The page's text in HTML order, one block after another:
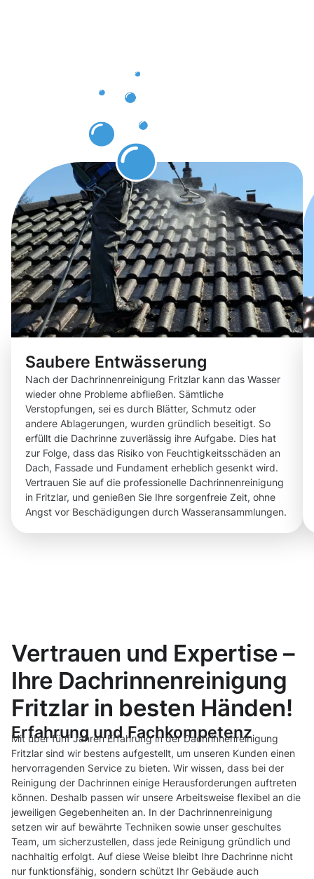
Saubere Entwässerung
Nach der Dachrinnenreinigung Fritzlar kann das Wasser
wieder ohne Probleme abfließen. Sämtliche
Verstopfungen, sei es durch Blätter, Schmutz oder
andere Ablagerungen, wurden gründlich beseitigt. So
erfüllt die Dachrinne zuverlässig ihre Aufgabe. Dies hat
zur Folge, dass das Risiko von Feuchtigkeitsschäden an
Dach, Fassade und Fundament erheblich gesenkt wird.
Vertrauen Sie auf die professionelle Dachrinnenreinigung
in Fritzlar, und genießen Sie Ihre sorgenfreie Zeit, ohne
Angst vor Beschädigungen durch Wasseransammlungen.
Vertrauen und Expertise –
Ihre Dachrinnenreinigung
Fritzlar in besten Händen!
Erfahrung und Fachkompetenz
Mit über fünf Jahren Erfahrung in der Dachrinnenreinigung
Fritzlar sind wir bestens aufgestellt, um unseren Kunden einen
hervorragenden Service zu bieten. Wir wissen, dass bei der
Reinigung der Dachrinnen einige Herausforderungen auftreten
können. Deshalb passen wir unsere Arbeitsweise flexibel an die
jeweiligen Gegebenheiten an. In der Dachrinnenreinigung
setzen wir auf bewährte Techniken sowie unser geschultes
Team, um sicherzustellen, dass jede Reinigung gründlich und
nachhaltig erfolgt. Auf diese Weise bleibt Ihre Dachrinne nicht
nur funktionsfähig, sondern schützt Ihr Gebäude auch